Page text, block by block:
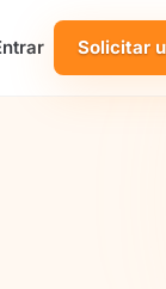
Solicitar